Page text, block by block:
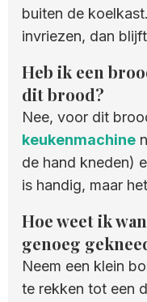
buiten de
invriezen, dan
Heb ik een
dit brood?
Nee, voor dit
keukenmachine
de hand kneden)
is handig, maar
Hoe weet ik
genoeg
Neem een klein
te rekken tot een